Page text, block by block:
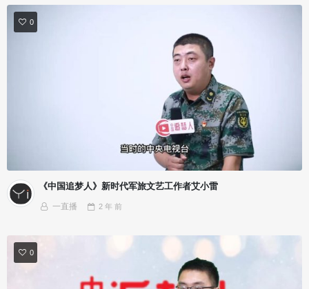
0
《中国追梦人》新时代军旅文艺工作者艾小雷
一直播 2 年 前
0